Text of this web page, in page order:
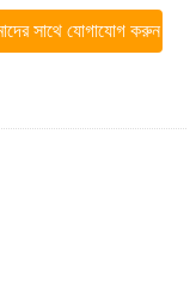
সাথে যোগাযোগ করুন